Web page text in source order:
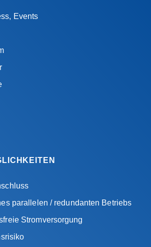
Events
parallelen / redundanten Betriebs
Stromversorgung